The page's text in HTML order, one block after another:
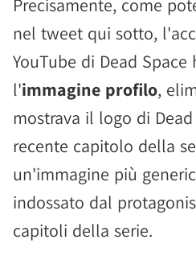
Precisamente, come
nel tweet qui sotto,
YouTube di Dead
l'immagine profilo,
mostrava il logo di
recente capitolo della
un'immagine più
indossato dal
capitoli della serie.